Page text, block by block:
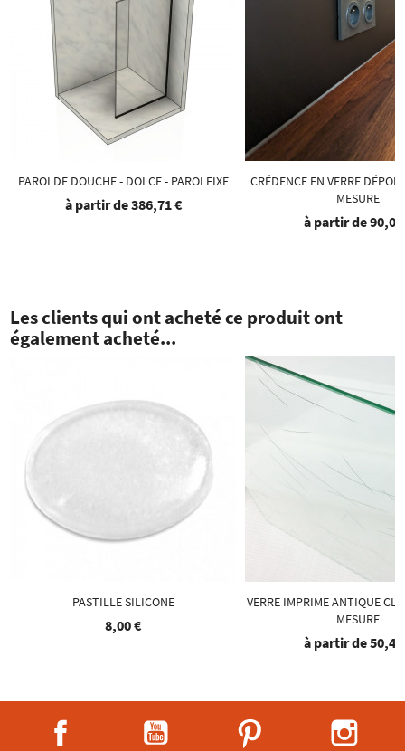
PAROI DE DOUCHE - DOLCE - PAROI FIXE
à partir de386,71 €
CRÉDENCE EN VERRE
MESURE
à partir de
Les clients qui ont acheté ce produit ont
également acheté...
PASTILLE SILICONE
8,00 €
VERRE IMPRIME ANTIQUE
MESURE
à partir de